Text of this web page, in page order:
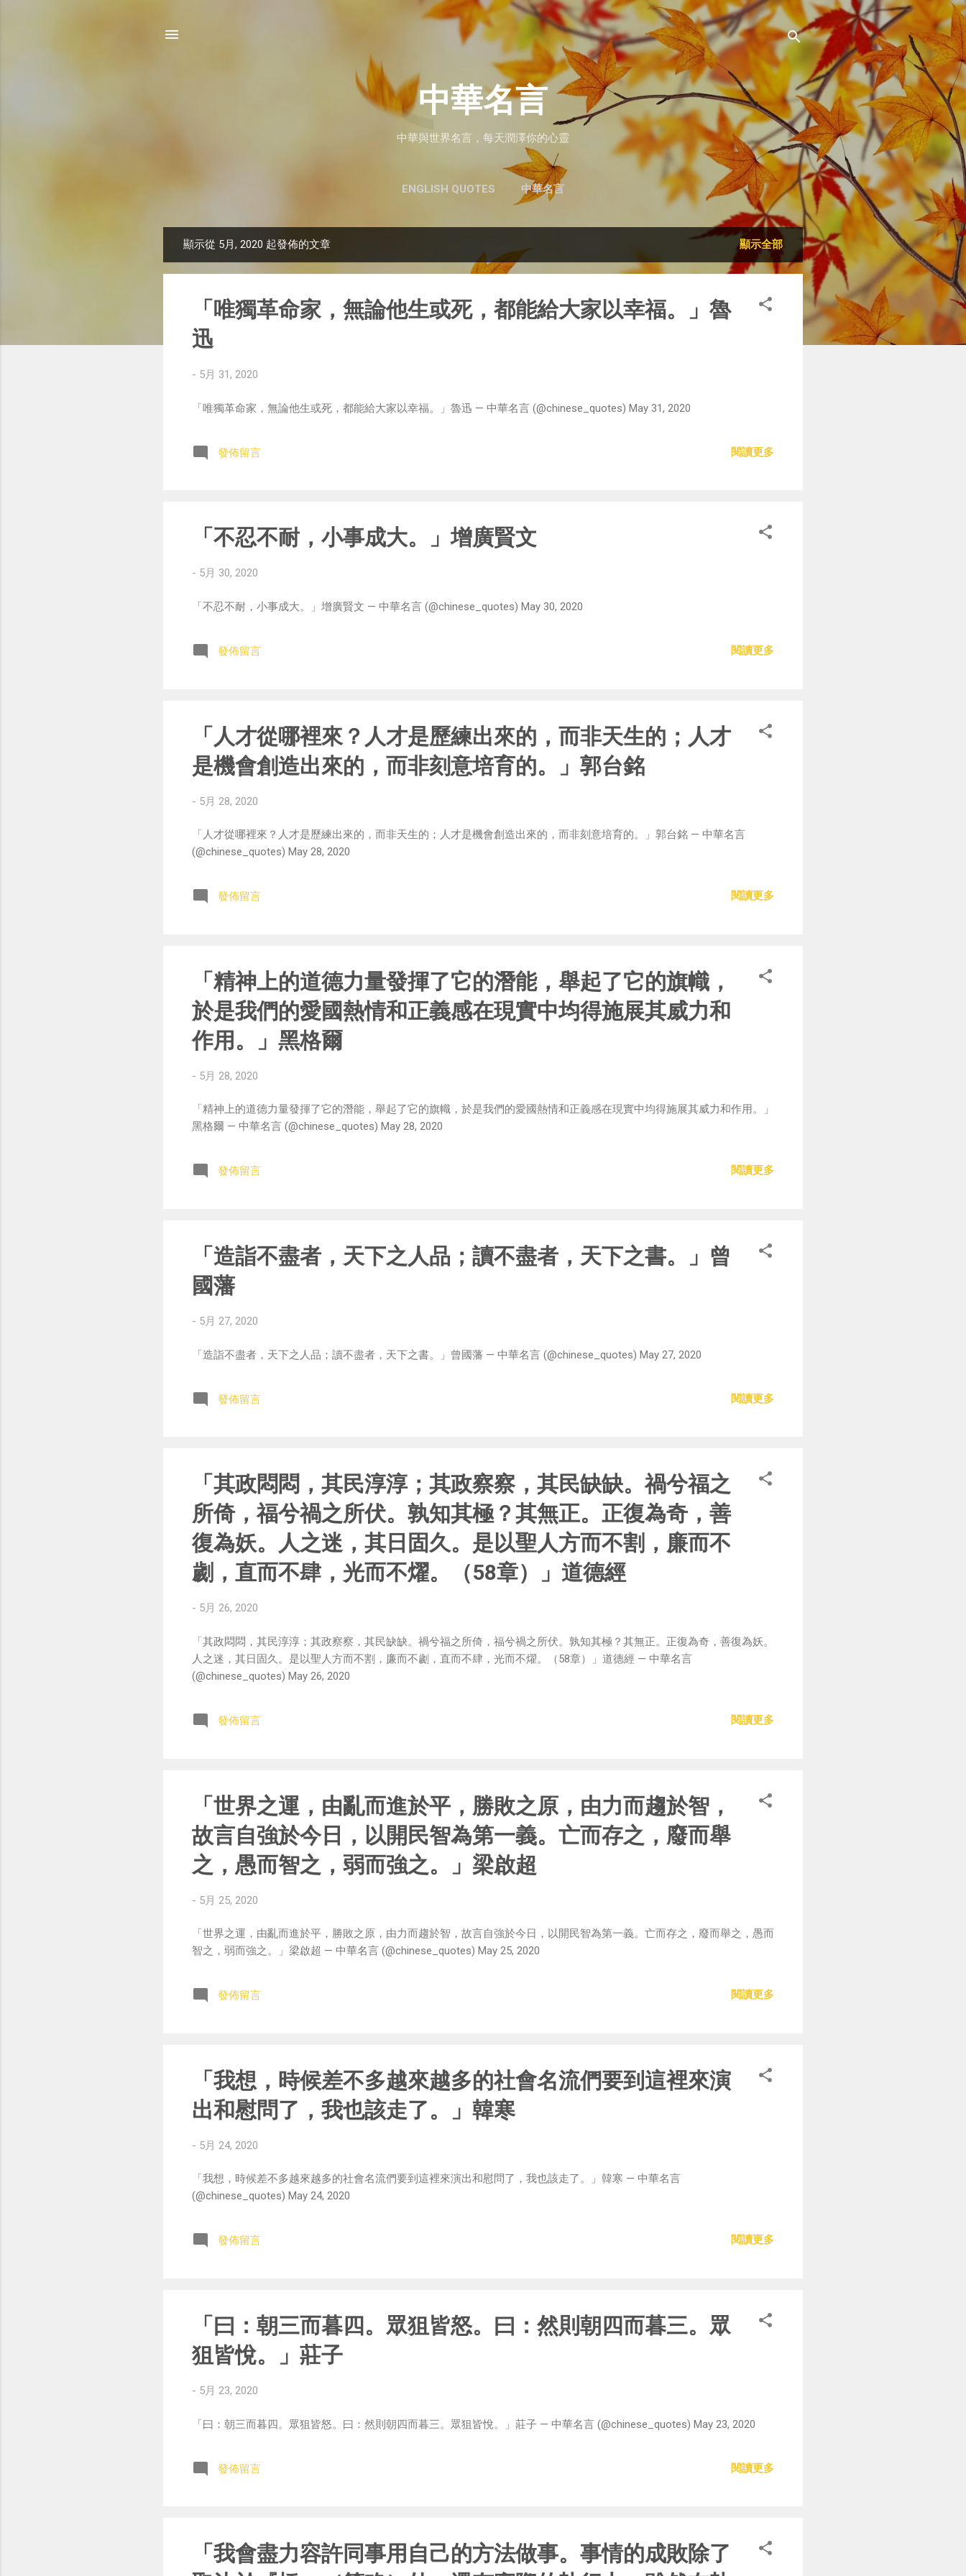
跳至主要內容
中華名言
中華與世界名言，每天潤澤你的心靈
ENGLISH QUOTES 中華名言
章
顯示從 5月, 2020 起發佈的文章 顯示全部
「唯獨革命家，無論他生或死，都能給大家以幸福。」魯
迅
- 5月 31, 2020
「唯獨革命家，無論他生或死，都能給大家以幸福。」魯迅 — 中華名言 (@chinese_quotes) May 31, 2020
發佈留言 閱讀更多
「不忍不耐，小事成大。」增廣賢文
- 5月 30, 2020
「不忍不耐，小事成大。」增廣賢文 — 中華名言 (@chinese_quotes) May 30, 2020
發佈留言 閱讀更多
「人才從哪裡來？人才是歷練出來的，而非天生的；人才
是機會創造出來的，而非刻意培育的。」郭台銘
- 5月 28, 2020
「人才從哪裡來？人才是歷練出來的，而非天生的；人才是機會創造出來的，而非刻意培育的。」郭台銘 — 中華名言
(@chinese_quotes) May 28, 2020
發佈留言 閱讀更多
「精神上的道德力量發揮了它的潛能，舉起了它的旗幟，
於是我們的愛國熱情和正義感在現實中均得施展其威力和
作用。」黑格爾
- 5月 28, 2020
「精神上的道德力量發揮了它的潛能，舉起了它的旗幟，於是我們的愛國熱情和正義感在現實中均得施展其威力和作用。」
黑格爾 — 中華名言 (@chinese_quotes) May 28, 2020
發佈留言 閱讀更多
「造詣不盡者，天下之人品；讀不盡者，天下之書。」曾
國藩
- 5月 27, 2020
「造詣不盡者，天下之人品；讀不盡者，天下之書。」曾國藩 — 中華名言 (@chinese_quotes) May 27, 2020
發佈留言 閱讀更多
「其政悶悶，其民淳淳；其政察察，其民缺缺。禍兮福之
所倚，福兮禍之所伏。孰知其極？其無正。正復為奇，善
復為妖。人之迷，其日固久。是以聖人方而不割，廉而不
劌，直而不肆，光而不燿。（58章）」道德經
- 5月 26, 2020
「其政悶悶，其民淳淳；其政察察，其民缺缺。禍兮福之所倚，福兮禍之所伏。孰知其極？其無正。正復為奇，善復為妖。
人之迷，其日固久。是以聖人方而不割，廉而不劌，直而不肆，光而不燿。（58章）」道德經 — 中華名言
(@chinese_quotes) May 26, 2020
發佈留言 閱讀更多
「世界之運，由亂而進於平，勝敗之原，由力而趨於智，
故言自強於今日，以開民智為第一義。亡而存之，廢而舉
之，愚而智之，弱而強之。」梁啟超
- 5月 25, 2020
「世界之運，由亂而進於平，勝敗之原，由力而趨於智，故言自強於今日，以開民智為第一義。亡而存之，廢而舉之，愚而
智之，弱而強之。」梁啟超 — 中華名言 (@chinese_quotes) May 25, 2020
發佈留言 閱讀更多
「我想，時候差不多越來越多的社會名流們要到這裡來演
出和慰問了，我也該走了。」韓寒
- 5月 24, 2020
「我想，時候差不多越來越多的社會名流們要到這裡來演出和慰問了，我也該走了。」韓寒 — 中華名言
(@chinese_quotes) May 24, 2020
發佈留言 閱讀更多
「曰：朝三而暮四。眾狙皆怒。曰：然則朝四而暮三。眾
狙皆悅。」莊子
- 5月 23, 2020
「曰：朝三而暮四。眾狙皆怒。曰：然則朝四而暮三。眾狙皆悅。」莊子 — 中華名言 (@chinese_quotes) May 23, 2020
發佈留言 閱讀更多
「我會盡力容許同事用自己的方法做事。事情的成敗除了